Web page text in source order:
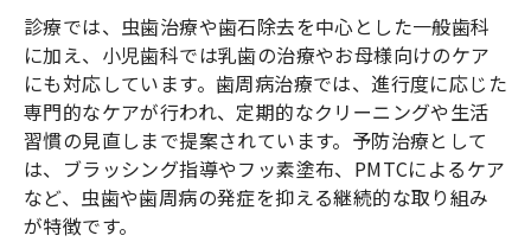
診療では、虫歯治療や歯石除去を中心とした一般歯科
に加え、小児歯科では乳歯の治療やお母様向けのケア
にも対応しています。歯周病治療では、進行度に応じた
専門的なケアが行われ、定期的なクリーニングや生活
習慣の見直しまで提案されています。予防治療として
は、ブラッシング指導やフッ素塗布、PMTCによるケア
など、虫歯や歯周病の発症を抑える継続的な取り組み
が特徴です。